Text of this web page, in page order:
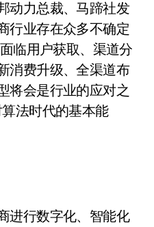
动力总裁、马蹄社发
行业存在众多不确定
临用户获取、渠道分
消费升级、全渠道布
将会是行业的应对之
法时代的基本能
进行数字化、智能化